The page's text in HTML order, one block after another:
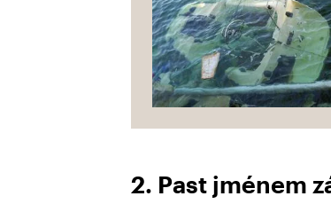
2. Past jménem